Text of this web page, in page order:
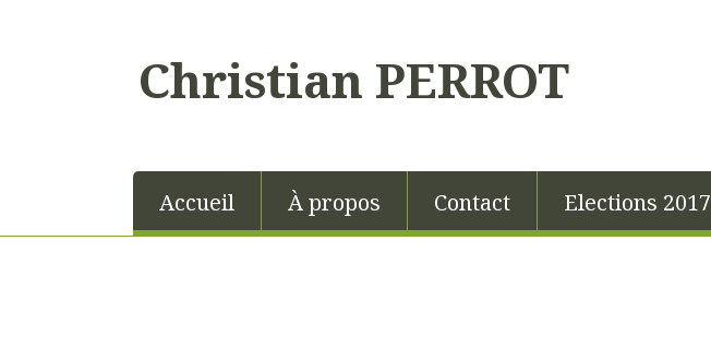
Christian PERROT
Accueil À propos Contact Elections 2017